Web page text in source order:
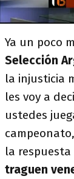
Ya un poco
Selección
la injusticia
les voy a
ustedes
la respuesta
traguen